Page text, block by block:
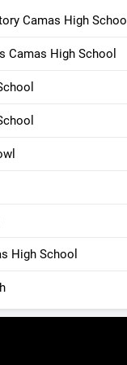
Camas High School
Camas High School
High School